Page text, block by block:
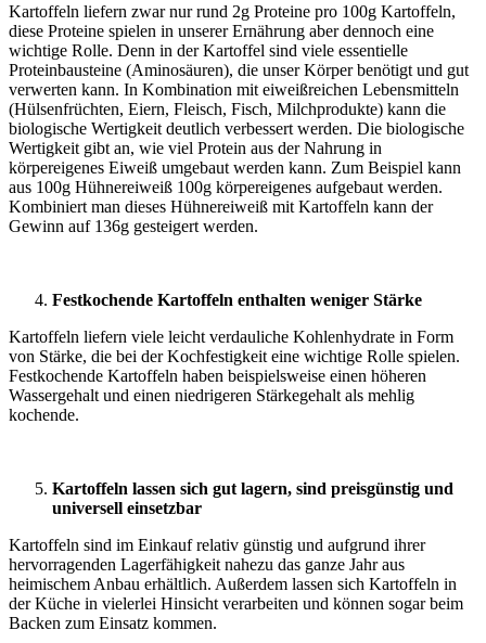
Kartoffeln liefern zwar nur rund 2g Proteine pro 100g Kartoffeln,
diese Proteine spielen in unserer Ernährung aber dennoch eine
wichtige Rolle. Denn in der Kartoffel sind viele essentielle
Proteinbausteine (Aminosäuren), die unser Körper benötigt und gut
verwerten kann. In Kombination mit eiweißreichen Lebensmitteln
(Hülsenfrüchten, Eiern, Fleisch, Fisch, Milchprodukte) kann die
biologische Wertigkeit deutlich verbessert werden. Die biologische
Wertigkeit gibt an, wie viel Protein aus der Nahrung in
körpereigenes Eiweiß umgebaut werden kann. Zum Beispiel kann
aus 100g Hühnereiweiß 100g körpereigenes aufgebaut werden.
Kombiniert man dieses Hühnereiweiß mit Kartoffeln kann der
Gewinn auf 136g gesteigert werden.
Festkochende Kartoffeln enthalten weniger Stärke
Kartoffeln liefern viele leicht verdauliche Kohlenhydrate in Form
von Stärke, die bei der Kochfestigkeit eine wichtige Rolle spielen.
Festkochende Kartoffeln haben beispielsweise einen höheren
Wassergehalt und einen niedrigeren Stärkegehalt als mehlig
kochende.
Kartoffeln lassen sich gut lagern, sind preisgünstig und
universell einsetzbar
Kartoffeln sind im Einkauf relativ günstig und aufgrund ihrer
hervorragenden Lagerfähigkeit nahezu das ganze Jahr aus
heimischem Anbau erhältlich. Außerdem lassen sich Kartoffeln in
der Küche in vielerlei Hinsicht verarbeiten und können sogar beim
Backen zum Einsatz kommen.